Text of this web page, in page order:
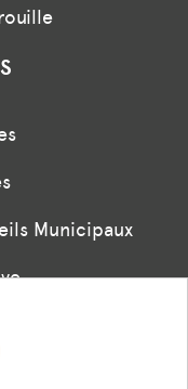
Municipaux